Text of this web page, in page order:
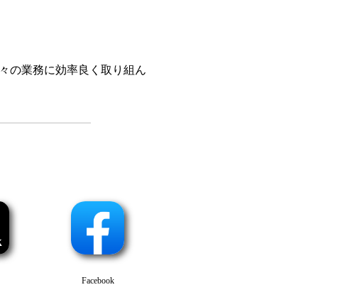
の業務に効率良く取り組ん
Facebook